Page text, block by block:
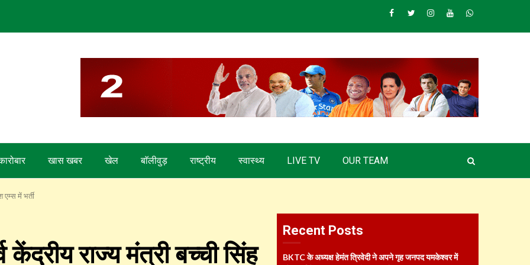
Facebook
TwitterInstagram
YoutubeWhatsapp
खास खबर खेल बाॅलीवुड़ राष्ट्रीय स्वास्थ्य LIVE TV OUR TEAM
एम्स में भर्ती
केंद्रीय राज्य मंत्री बच्ची सिंह
Recent Posts
BKTC के अध्यक्ष हेमंत त्रिवेदी ने अपने गृह जनपद यमकेश्वर में